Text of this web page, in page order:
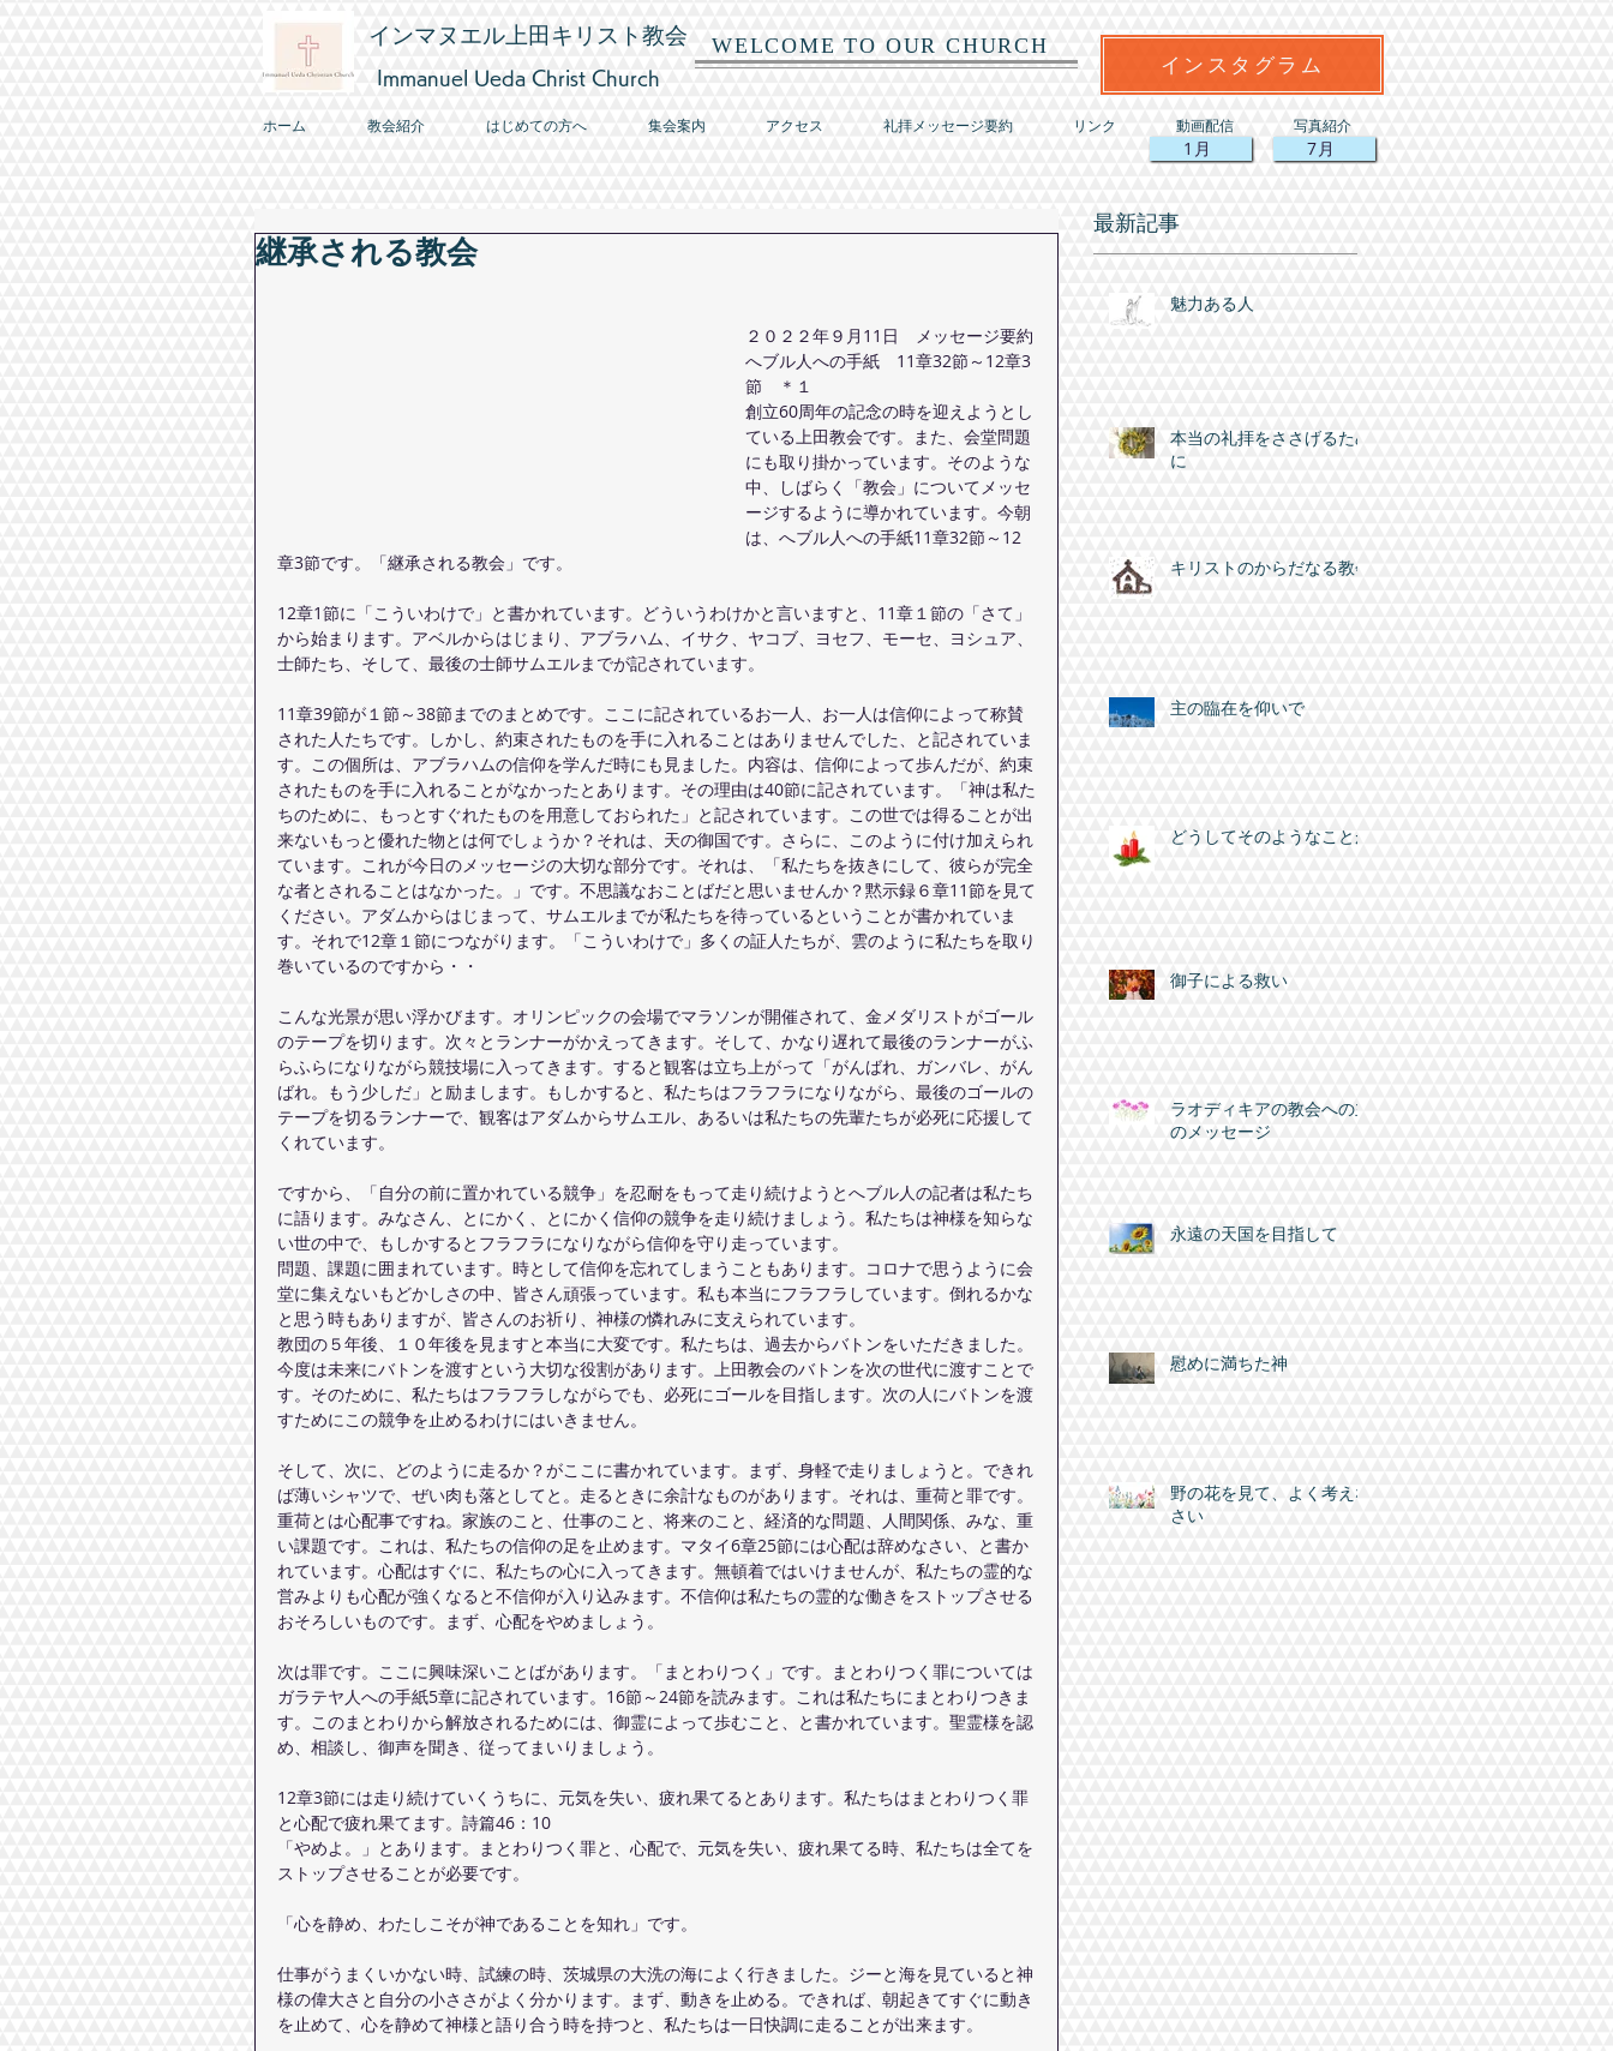
インマヌエル上田キリスト教会
Immanuel Ueda Christ Church
WELCOME TO OUR CHURCH
インスタグラム
ホーム 教会紹介 はじめての方へ 集会案内 アクセス 礼拝メッセージ要約 リンク 動画配信 写真紹介
7月
1月
継承される教会
２０２２年９月11日　メッセージ要約
へブル人への手紙　11章32節～12章3
節　＊１
創立60周年の記念の時を迎えようとし
ている上田教会です。また、会堂問題
にも取り掛かっています。そのような
中、しばらく「教会」についてメッセ
ージするように導かれています。今朝
は、へブル人への手紙11章32節～12
章3節です。「継承される教会」です。
12章1節に「こういわけで」と書かれています。どういうわけかと言いますと、11章１節の「さて」
から始まります。アベルからはじまり、アブラハム、イサク、ヤコブ、ヨセフ、モーセ、ヨシュア、
士師たち、そして、最後の士師サムエルまでが記されています。
11章39節が１節～38節までのまとめです。ここに記されているお一人、お一人は信仰によって称賛
された人たちです。しかし、約束されたものを手に入れることはありませんでした、と記されていま
す。この個所は、アブラハムの信仰を学んだ時にも見ました。内容は、信仰によって歩んだが、約束
されたものを手に入れることがなかったとあります。その理由は40節に記されています。「神は私た
ちのために、もっとすぐれたものを用意しておられた」と記されています。この世では得ることが出
来ないもっと優れた物とは何でしょうか？それは、天の御国です。さらに、このように付け加えられ
ています。これが今日のメッセージの大切な部分です。それは、「私たちを抜きにして、彼らが完全
な者とされることはなかった。」です。不思議なおことばだと思いませんか？黙示録６章11節を見て
ください。アダムからはじまって、サムエルまでが私たちを待っているということが書かれていま
す。それで12章１節につながります。「こういわけで」多くの証人たちが、雲のように私たちを取り
巻いているのですから・・
こんな光景が思い浮かびます。オリンピックの会場でマラソンが開催されて、金メダリストがゴール
のテープを切ります。次々とランナーがかえってきます。そして、かなり遅れて最後のランナーがふ
らふらになりながら競技場に入ってきます。すると観客は立ち上がって「がんばれ、ガンバレ、がん
ばれ。もう少しだ」と励まします。もしかすると、私たちはフラフラになりながら、最後のゴールの
テープを切るランナーで、観客はアダムからサムエル、あるいは私たちの先輩たちが必死に応援して
くれています。
ですから、「自分の前に置かれている競争」を忍耐をもって走り続けようとへブル人の記者は私たち
に語ります。みなさん、とにかく、とにかく信仰の競争を走り続けましょう。私たちは神様を知らな
い世の中で、もしかするとフラフラになりながら信仰を守り走っています。
問題、課題に囲まれています。時として信仰を忘れてしまうこともあります。コロナで思うように会
堂に集えないもどかしさの中、皆さん頑張っています。私も本当にフラフラしています。倒れるかな
と思う時もありますが、皆さんのお祈り、神様の憐れみに支えられています。
教団の５年後、１０年後を見ますと本当に大変です。私たちは、過去からバトンをいただきました。
今度は未来にバトンを渡すという大切な役割があります。上田教会のバトンを次の世代に渡すことで
す。そのために、私たちはフラフラしながらでも、必死にゴールを目指します。次の人にバトンを渡
すためにこの競争を止めるわけにはいきません。
そして、次に、どのように走るか？がここに書かれています。まず、身軽で走りましょうと。できれ
ば薄いシャツで、ぜい肉も落としてと。走るときに余計なものがあります。それは、重荷と罪です。
重荷とは心配事ですね。家族のこと、仕事のこと、将来のこと、経済的な問題、人間関係、みな、重
い課題です。これは、私たちの信仰の足を止めます。マタイ6章25節には心配は辞めなさい、と書か
れています。心配はすぐに、私たちの心に入ってきます。無頓着ではいけませんが、私たちの霊的な
営みよりも心配が強くなると不信仰が入り込みます。不信仰は私たちの霊的な働きをストップさせる
おそろしいものです。まず、心配をやめましょう。
次は罪です。ここに興味深いことばがあります。「まとわりつく」です。まとわりつく罪については
ガラテヤ人への手紙5章に記されています。16節～24節を読みます。これは私たちにまとわりつきま
す。このまとわりから解放されるためには、御霊によって歩むこと、と書かれています。聖霊様を認
め、相談し、御声を聞き、従ってまいりましょう。
12章3節には走り続けていくうちに、元気を失い、疲れ果てるとあります。私たちはまとわりつく罪
と心配で疲れ果てます。詩篇46：10
「やめよ。」とあります。まとわりつく罪と、心配で、元気を失い、疲れ果てる時、私たちは全てを
ストップさせることが必要です。
「心を静め、わたしこそが神であることを知れ」です。
仕事がうまくいかない時、試練の時、茨城県の大洗の海によく行きました。ジーと海を見ていると神
様の偉大さと自分の小ささがよく分かります。まず、動きを止める。できれば、朝起きてすぐに動き
を止めて、心を静めて神様と語り合う時を持つと、私たちは一日快調に走ることが出来ます。
最新記事
魅力ある人
本当の礼拝をささげるため
に
キリストのからだなる教会
主の臨在を仰いで
どうしてそのようなことが
御子による救い
ラオディキアの教会への主
のメッセージ
永遠の天国を目指して
慰めに満ちた神
野の花を見て、よく考えな
さい